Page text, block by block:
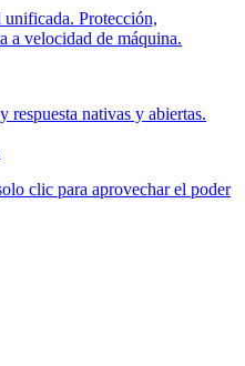
unificada. Protección,
a velocidad de máquina.
respuesta nativas y abiertas.
clic para aprovechar el poder